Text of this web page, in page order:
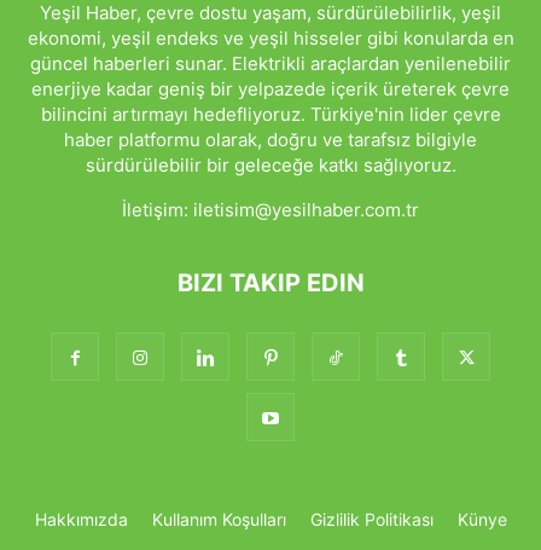
Yeşil Haber, çevre dostu yaşam, sürdürülebilirlik, yeşil
ekonomi, yeşil endeks ve yeşil hisseler gibi konularda en
güncel haberleri sunar. Elektrikli araçlardan yenilenebilir
enerjiye kadar geniş bir yelpazede içerik üreterek çevre
bilincini artırmayı hedefliyoruz. Türkiye'nin lider çevre
haber platformu olarak, doğru ve tarafsız bilgiyle
sürdürülebilir bir geleceğe katkı sağlıyoruz.
İletişim: iletisim@yesilhaber.com.tr
BIZI TAKIP EDIN
Hakkımızda Kullanım Koşulları Gizlilik Politikası Künye